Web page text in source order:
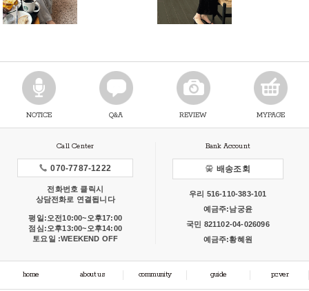
NOTICE Q&A REVIEW MYPAGE
Call Center
070-7787-1222
전화번호 클릭시
상담전화로 연결됩니다
평일:오전10:00~오후17:00
점심:오후13:00~오후14:00
토요일 :WEEKEND OFF
Bank Account
배송조회
우리 516-110-383-101
예금주:남궁윤
국민 821102-04-026096
예금주:황혜원
home about us community guide pc.ver